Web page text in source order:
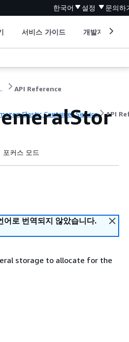
한국어 설정 문의하
서비스 가이드 개발자 도구
API Reference
Elastic Container Service API
포커스 모드
어로 번역되지 않았습니다.
storage to allocate for the